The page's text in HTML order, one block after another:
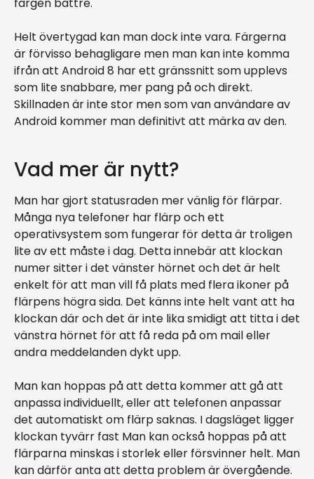
Helt övertygad kan man dock inte vara. Färgerna
är förvisso behagligare men man kan inte komma
ifrån att Android 8 har ett gränssnitt som upplevs
som lite snabbare, mer pang på och direkt.
Skillnaden är inte stor men som van användare av
Android kommer man definitivt att märka av den.
Vad mer är nytt?
Man har gjort statusraden mer vänlig för flärpar.
Många nya telefoner har flärp och ett
operativsystem som fungerar för detta är troligen
lite av ett måste i dag. Detta innebär att klockan
numer sitter i det vänster hörnet och det är helt
enkelt för att man vill få plats med flera ikoner på
flärpens högra sida. Det känns inte helt vant att ha
klockan där och det är inte lika smidigt att titta i det
vänstra hörnet för att få reda på om mail eller
andra meddelanden dykt upp.
Man kan hoppas på att detta kommer att gå att
anpassa individuellt, eller att telefonen anpassar
det automatiskt om flärp saknas. I dagsläget ligger
klockan tyvärr fast Man kan också hoppas på att
flärparna minskas i storlek eller försvinner helt. Man
kan därför anta att detta problem är övergående.